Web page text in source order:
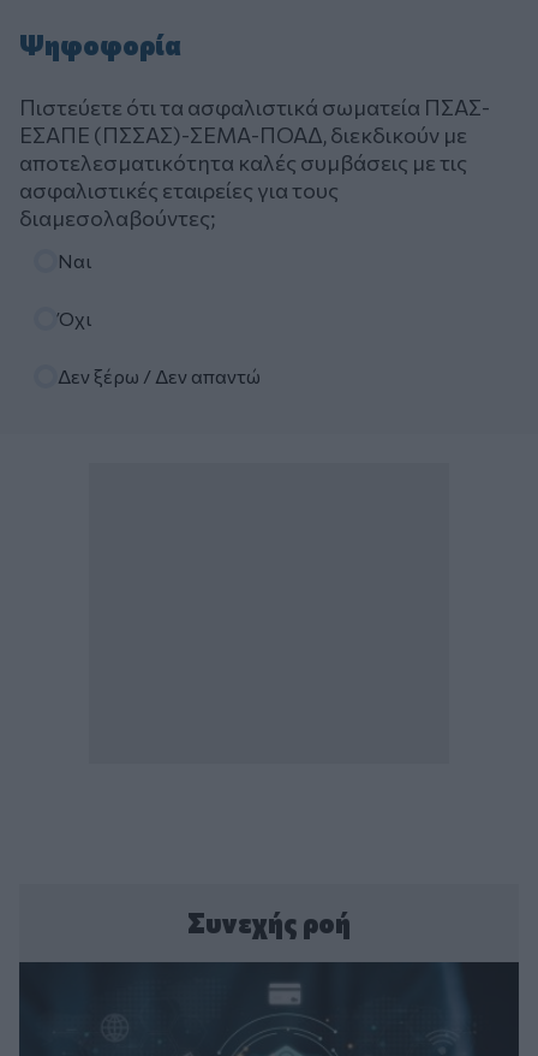
Ψηφοφορία
Πιστεύετε ότι τα ασφαλιστικά σωματεία ΠΣΑΣ-
ΕΣΑΠΕ (ΠΣΣΑΣ)-ΣΕΜΑ-ΠΟΑΔ, διεκδικούν με
αποτελεσματικότητα καλές συμβάσεις με τις
ασφαλιστικές εταιρείες για τους
διαμεσολαβούντες;
Ναι
Όχι
Δεν ξέρω / Δεν απαντώ
Συνεχής ροή